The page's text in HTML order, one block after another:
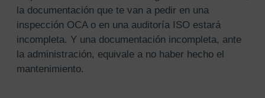
la documentación que te van a pedir en una
inspección OCA o en una auditoría ISO estará
incompleta. Y una documentación incompleta, ante
la administración, equivale a no haber hecho el
mantenimiento.